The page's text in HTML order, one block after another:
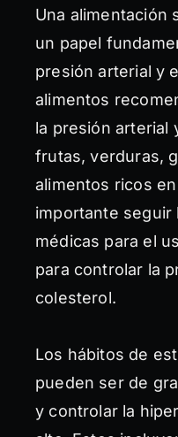
Una alimentación
un papel
presión arterial y
alimentos
la presión arterial
frutas, verduras,
alimentos ricos
importante seguir
médicas para el
para controlar la
colesterol.
Los hábitos de
pueden ser de
y controlar la